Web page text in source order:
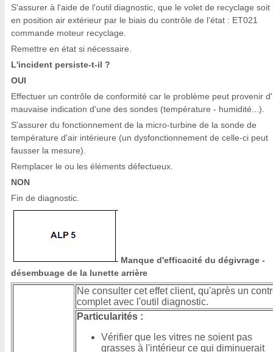
S'assurer à l'aide de l'outil diagnostic, que le volet de recyclage soit
en position air extérieur par le biais du contrôle de l'état : ET021
commande moteur recyclage.
Remettre en état si nécessaire.
L'incident persiste-t-il ?
OUI
Effectuer un contrôle de conformité car le problème peut provenir
mauvaise indication d'une des sondes (température - humidité...).
S'assurer du fonctionnement de la micro-turbine de la sonde de
température d'air intérieure (un dysfonctionnement de celle-ci peut
fausser la mesure).
Remplacer le ou les éléments défectueux.
NON
Fin de diagnostic.
Manque d'efficacité du dégivrage -
désembuage de la lunette arrière
Ne consulter cet effet client, qu'après un
complet avec l'outil diagnostic.
Particularités :
Vérifier que les vitres ne soient pas
grasses à l'intérieur ce qui diminuerait